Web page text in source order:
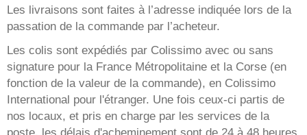
Les livraisons sont faites à l’adresse indiquée lors de la
passation de la commande par l’acheteur.
Les colis sont expédiés par Colissimo avec ou sans
signature pour la France Métropolitaine et la Corse (en
fonction de la valeur de la commande), en Colissimo
International pour l'étranger. Une fois ceux-ci partis de
nos locaux, et pris en charge par les services de la
poste, les délais d'acheminement sont de 24 à 48 heures